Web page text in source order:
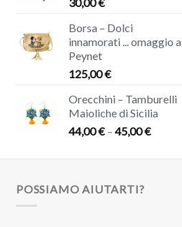
Borsa – Dolci
innamorati ... omaggio a
Peynet
125,00€
Orecchini – Tamburelli
Maioliche di Sicilia
44,00€ – 45,00€
POSSIAMO AIUTARTI?